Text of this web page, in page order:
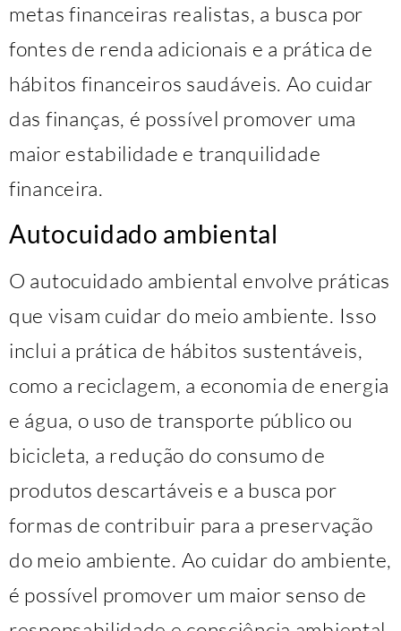
metas financeiras realistas, a busca por
fontes de renda adicionais e a prática de
hábitos financeiros saudáveis. Ao cuidar
das finanças, é possível promover uma
maior estabilidade e tranquilidade
financeira.
Autocuidado ambiental
O autocuidado ambiental envolve práticas
que visam cuidar do meio ambiente. Isso
inclui a prática de hábitos sustentáveis,
como a reciclagem, a economia de energia
e água, o uso de transporte público ou
bicicleta, a redução do consumo de
produtos descartáveis e a busca por
formas de contribuir para a preservação
do meio ambiente. Ao cuidar do ambiente,
é possível promover um maior senso de